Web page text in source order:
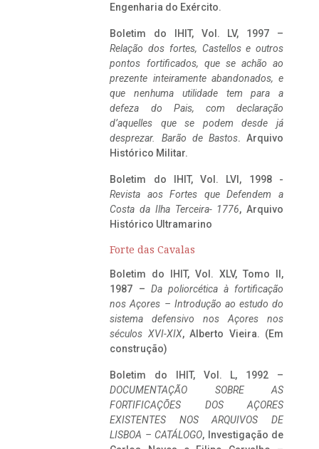
Engenharia do Exército.
Boletim do IHIT, Vol. LV, 1997 –
Relação dos fortes, Castellos e outros
pontos fortificados, que se achão ao
prezente inteiramente abandonados, e
que nenhuma utilidade tem para a
defeza do Pais, com declaração
d’aquelles que se podem desde já
desprezar. Barão de Bastos. Arquivo
Histórico Militar.
Boletim do IHIT, Vol. LVI, 1998 -
Revista aos Fortes que Defendem a
Costa da Ilha Terceira- 1776, Arquivo
Histórico Ultramarino
Forte das Cavalas
Boletim do IHIT, Vol. XLV, Tomo II,
1987 – Da poliorcética à fortificação
nos Açores – Introdução ao estudo do
sistema defensivo nos Açores nos
séculos XVI-XIX, Alberto Vieira. (Em
construção)
Boletim do IHIT, Vol. L, 1992 –
DOCUMENTAÇÃO SOBRE AS
FORTIFICAÇÕES DOS AÇORES
EXISTENTES NOS ARQUIVOS DE
LISBOA – CATÁLOGO, Investigação de